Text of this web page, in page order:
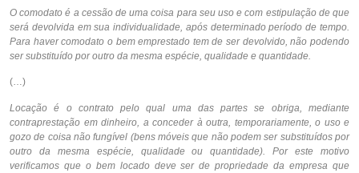
O comodato é a cessão de uma coisa para seu uso e com estipulação de que
será devolvida em sua individualidade, após determinado período de tempo.
Para haver comodato o bem emprestado tem de ser devolvido, não podendo
ser substituído por outro da mesma espécie, qualidade e quantidade.
(…)
Locação é o contrato pelo qual uma das partes se obriga, mediante
contraprestação em dinheiro, a conceder à outra, temporariamente, o uso e
gozo de coisa não fungível (bens móveis que não podem ser substituídos por
outro da mesma espécie, qualidade ou quantidade). Por este motivo
verificamos que o bem locado deve ser de propriedade da empresa que